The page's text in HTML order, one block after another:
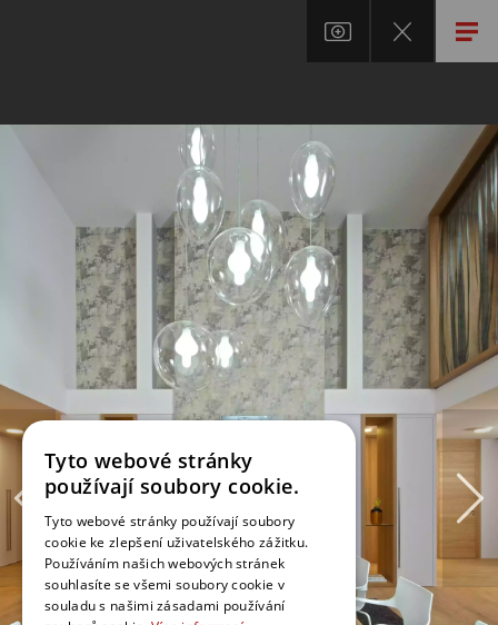
Tyto webové stránky
používají soubory cookie.
Tyto webové stránky používají soubory
cookie ke zlepšení uživatelského zážitku.
Používáním našich webových stránek
souhlasíte se všemi soubory cookie v
souladu s našimi zásadami používání